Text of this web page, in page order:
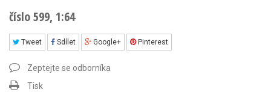
číslo 599, 1:64
Tweet Sdílet Google+ Pinterest
Zeptejte se odborníka
Tisk